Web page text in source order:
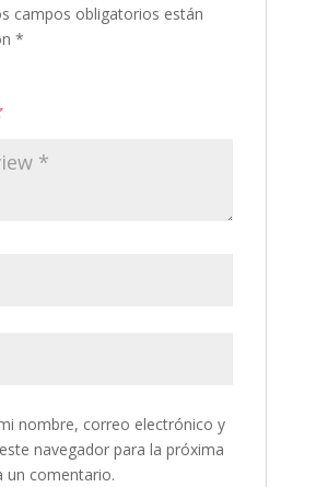
campos obligatorios están
*
nombre, correo electrónico y
navegador para la próxima
un comentario.